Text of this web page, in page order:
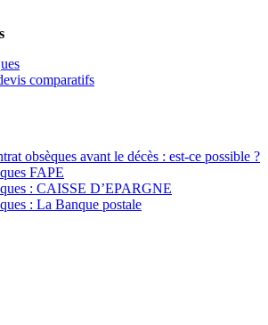
comparatifs
obsèques avant le décès : est-ce possible ?
FAPE
: CAISSE D’EPARGNE
: La Banque postale